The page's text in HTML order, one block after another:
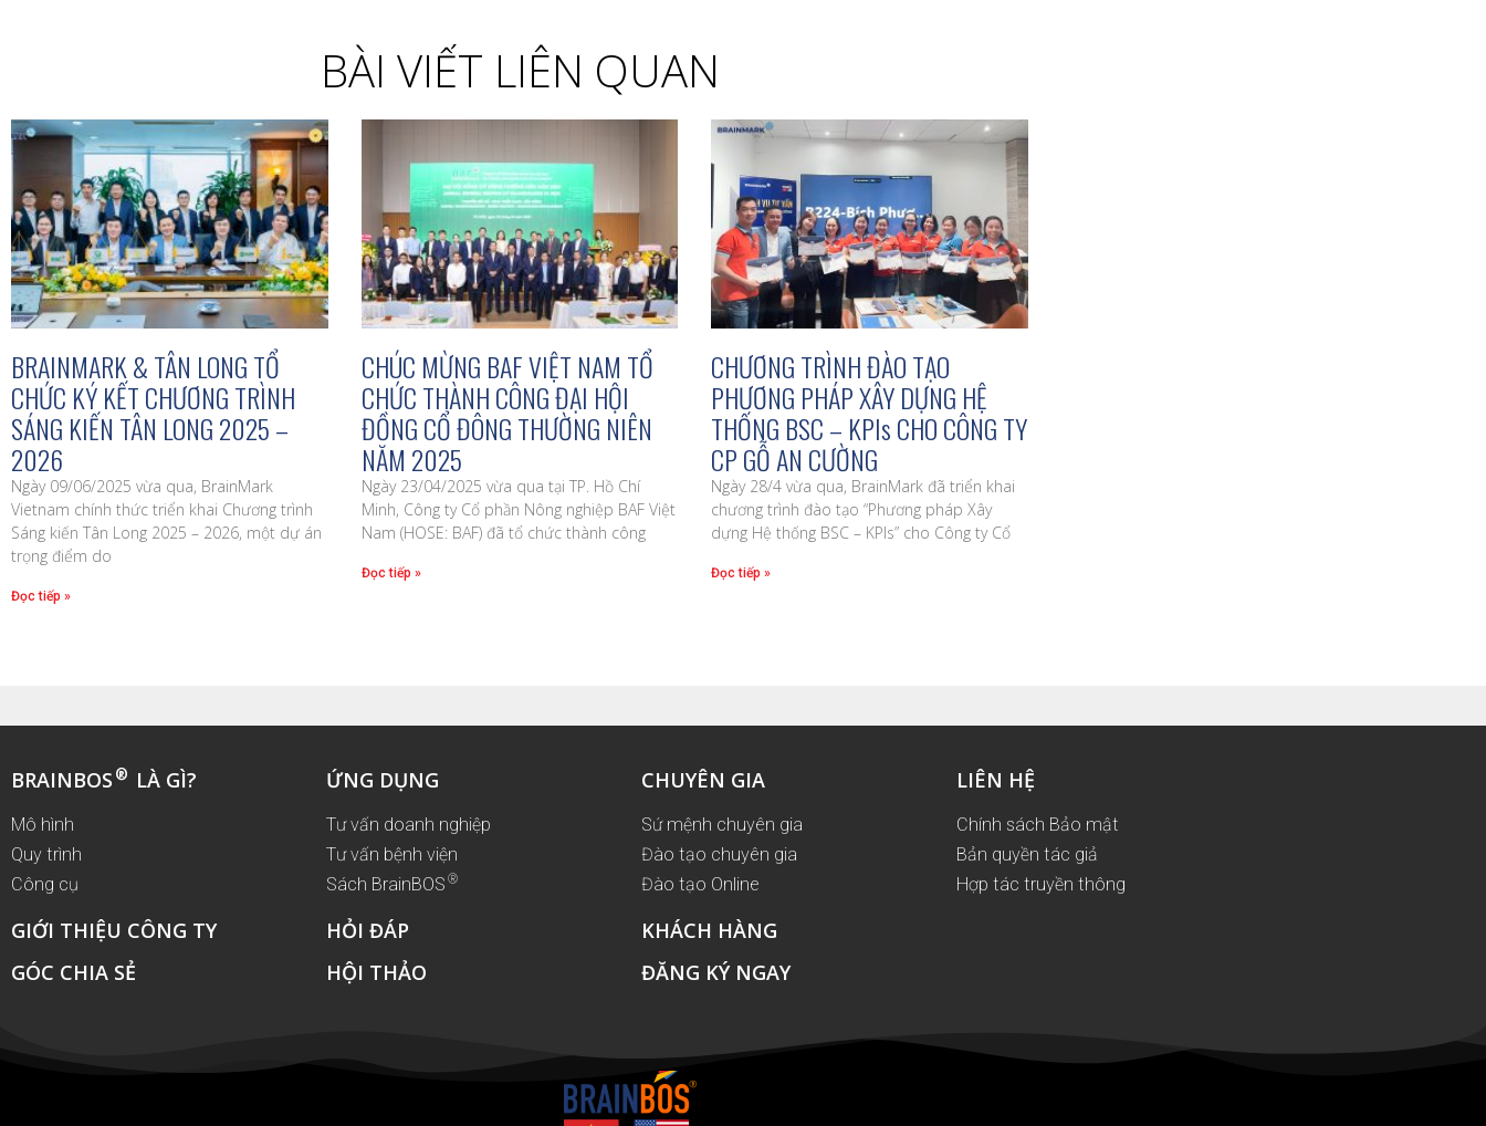
BÀI VIẾT LIÊN QUAN
BRAINMARK & TÂN LONG TỔ
CHỨC KÝ KẾT CHƯƠNG TRÌNH
SÁNG KIẾN TÂN LONG 2025 –
2026
Ngày 09/06/2025 vừa qua, BrainMark
Vietnam chính thức triển khai Chương trình
Sáng kiến Tân Long 2025 – 2026, một dự án
trọng điểm do
Đọc tiếp »
CHÚC MỪNG BAF VIỆT NAM TỔ
CHỨC THÀNH CÔNG ĐẠI HỘI
ĐỒNG CỔ ĐÔNG THƯỜNG NIÊN
NĂM 2025
Ngày 23/04/2025 vừa qua tại TP. Hồ Chí
Minh, Công ty Cổ phần Nông nghiệp BAF Việt
Nam (HOSE: BAF) đã tổ chức thành công
Đọc tiếp »
CHƯƠNG TRÌNH ĐÀO TẠO
PHƯƠNG PHÁP XÂY DỰNG HỆ
THỐNG BSC – KPIs CHO CÔNG TY
CP GỖ AN CƯỜNG
Ngày 28/4 vừa qua, BrainMark đã triển khai
chương trình đào tạo “Phương pháp Xây
dựng Hệ thống BSC – KPIs” cho Công ty Cổ
Đọc tiếp »
BRAINBOS ® LÀ GÌ?
Mô hình
Quy trình
Công cụ
GIỚI THIỆU CÔNG TY
GÓC CHIA SẺ
ỨNG DỤNG
Tư vấn doanh nghiệp
Tư vấn bệnh viện
Sách BrainBOS ®
HỎI ĐÁP
HỘI THẢO
CHUYÊN GIA
Sứ mệnh chuyên gia
Đào tạo chuyên gia
Đào tạo Online
KHÁCH HÀNG
ĐĂNG KÝ NGAY
LIÊN HỆ
Chính sách Bảo mật
Bản quyền tác giả
Hợp tác truyền thông